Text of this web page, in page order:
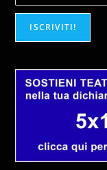
ISCRIVITI!